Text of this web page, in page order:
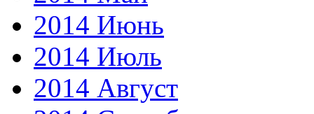
2014 Июнь
2014 Июль
2014 Август